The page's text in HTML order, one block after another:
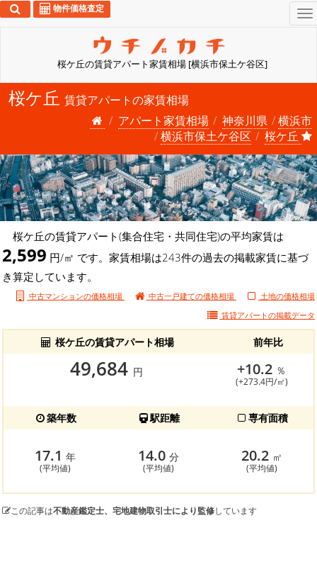
桜ケ丘の賃貸アパート家賃相場 [横浜市保土ケ谷区]
物件価格査定
桜ケ丘 賃貸アパートの家賃相場
アパート家賃相場
神奈川県
横浜市
横浜市保土ケ谷区
桜ケ丘
桜ケ丘の賃貸アパート(集合住宅・共同住宅)の平均家賃は
2,599 円/㎡ です。家賃相場は243件の過去の掲載家賃に基づ
き算定しています。
中古マンションの価格相場 中古一戸建ての価格相場
土地の価格相場
賃貸アパートの掲載データ
桜ケ丘の賃貸アパート相場 前年比
49,684 円 +10.2 ％
(+273.4円/㎡)
築年数 駅距離 専有面積
17.1 年
(平均値)
14.0 分
(平均値)
20.2 ㎡
(平均値)
この記事は不動産鑑定士、宅地建物取引士により監修しています